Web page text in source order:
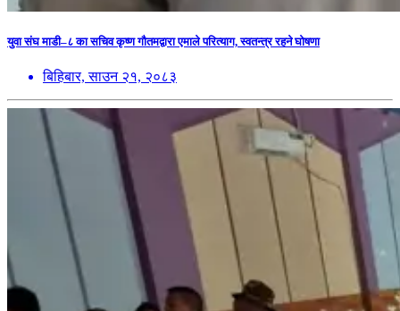
युवा संघ माडी–८ का सचिव कृष्ण गौतमद्वारा एमाले परित्याग, स्वतन्त्र रहने घोषणा
बिहिबार, साउन २१, २०८३